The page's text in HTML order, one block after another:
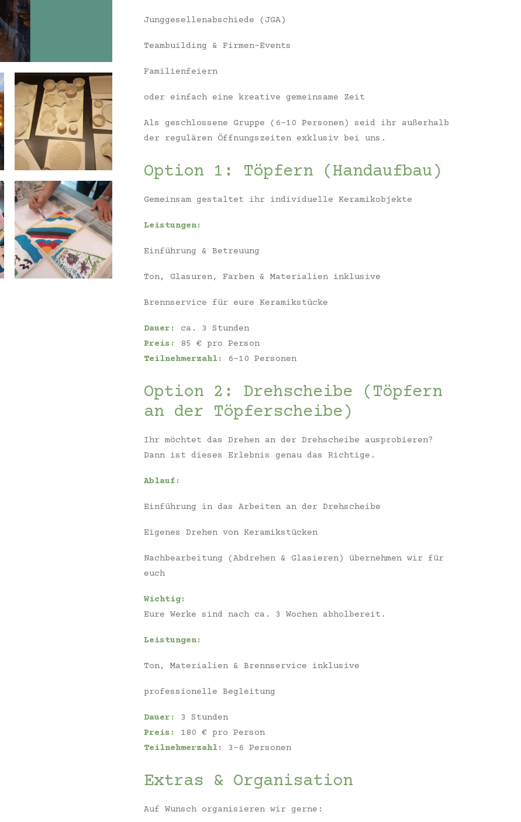
Junggesellenabschiede (JGA)
Teambuilding & Firmen-Events
Familienfeiern
oder einfach eine kreative gemeinsame Zeit
Als geschlossene Gruppe (6–10 Personen) seid ihr außerhalb
der regulären Öffnungszeiten exklusiv bei uns.
Option 1: Töpfern (Handaufbau)
Gemeinsam gestaltet ihr individuelle Keramikobjekte
Leistungen:
Einführung & Betreuung
Ton, Glasuren, Farben & Materialien inklusive
Brennservice für eure Keramikstücke
Dauer:
ca. 3 Stunden
Preis:
85 € pro Person
Teilnehmerzahl:
6–10 Personen
Option 2: Drehscheibe (Töpfern
an der Töpferscheibe)
Ihr möchtet das Drehen an der Drehscheibe ausprobieren?
Dann ist dieses Erlebnis genau das Richtige.
Ablauf:
Einführung in das Arbeiten an der Drehscheibe
Eigenes Drehen von Keramikstücken
Nachbearbeitung (Abdrehen & Glasieren) übernehmen wir für
euch
Wichtig:
Eure Werke sind nach ca. 3 Wochen abholbereit.
Leistungen:
Ton, Materialien & Brennservice inklusive
professionelle Begleitung
Dauer:
3 Stunden
Preis:
180 € pro Person
Teilnehmerzahl:
3-6 Personen
Extras & Organisation
Auf Wunsch organisieren wir gerne: